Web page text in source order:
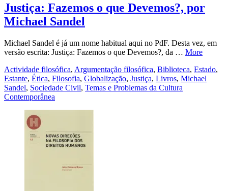
Justiça: Fazemos o que Devemos?, por
Michael Sandel
Michael Sandel é já um nome habitual aqui no PdF. Desta vez, em
versão escrita: Justiça: Fazemos o que Devemos?, da … More
Actividade filosófica, Argumentação filosófica, Biblioteca, Estado,
Estante, Ética, Filosofia, Globalização, Justiça, Livros, Michael
Sandel, Sociedade Civil, Temas e Problemas da Cultura
Contemporânea